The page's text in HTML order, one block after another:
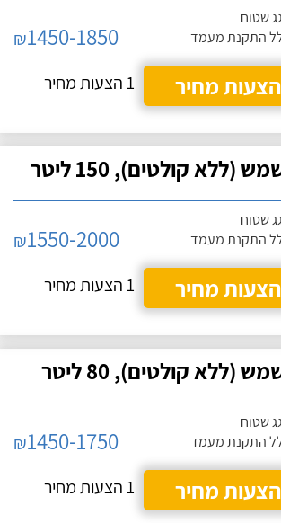
שטוח
התקנת מעמד
₪1450-1850
מחיר
1 הצעות מחיר
קולטים), 150 ליטר
שטוח
התקנת מעמד
₪1550-2000
מחיר
1 הצעות מחיר
קולטים), 80 ליטר
שטוח
התקנת מעמד
₪1450-1750
מחיר
1 הצעות מחיר